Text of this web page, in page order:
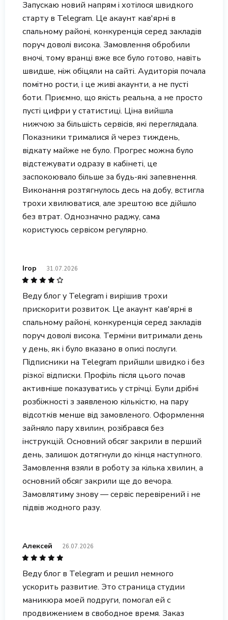
Запускаю новий напрям і хотілося швидкого
старту в Telegram. Це акаунт кав'ярні в
спальному районі, конкуренція серед закладів
поруч доволі висока. Замовлення обробили
вночі, тому вранці вже все було готово, навіть
швидше, ніж обіцяли на сайті. Аудиторія почала
помітно рости, і це живі акаунти, а не пусті
боти. Приємно, що якість реальна, а не просто
пусті цифри у статистиці. Ціна вийшла
нижчою за більшість сервісів, які переглядала.
Показники трималися й через тиждень,
відкату майже не було. Прогрес можна було
відстежувати одразу в кабінеті, це
заспокоювало більше за будь-які запевнення.
Виконання розтягнулось десь на добу, встигла
трохи хвилюватися, але зрештою все дійшло
без втрат. Однозначно раджу, сама
користуюсь сервісом регулярно.
Ігор 31.07.2026
Веду блог у Telegram і вирішив трохи
прискорити розвиток. Це акаунт кав'ярні в
спальному районі, конкуренція серед закладів
поруч доволі висока. Терміни витримали день
у день, як і було вказано в описі послуги.
Підписники на Telegram прийшли швидко і без
різкої відписки. Профіль після цього почав
активніше показуватись у стрічці. Були дрібні
розбіжності з заявленою кількістю, на пару
відсотків менше від замовленого. Оформлення
зайняло пару хвилин, розібрався без
інструкцій. Основний обсяг закрили в перший
день, залишок дотягнули до кінця наступного.
Замовлення взяли в роботу за кілька хвилин, а
основний обсяг закрили ще до вечора.
Замовлятиму знову — сервіс перевірений і не
підвів жодного разу.
Алексей 26.07.2026
Веду блог в Telegram и решил немного
ускорить развитие. Это страница студии
маникюра моей подруги, помогал ей с
продвижением в свободное время. Заказ